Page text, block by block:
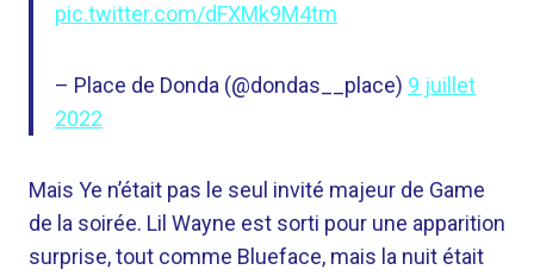
pic.twitter.com/dFXMk9M4tm
– Place de Donda (@dondas__place) 9 juillet
2022
Mais Ye n’était pas le seul invité majeur de Game
de la soirée. Lil Wayne est sorti pour une apparition
surprise, tout comme Blueface, mais la nuit était